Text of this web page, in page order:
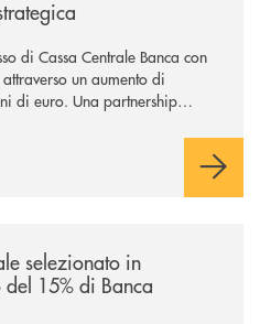
di Cassa Centrale Banca con
un aumento di
di euro. Una partnership
per ampliare l’offerta e
selezionato in
15% di Banca